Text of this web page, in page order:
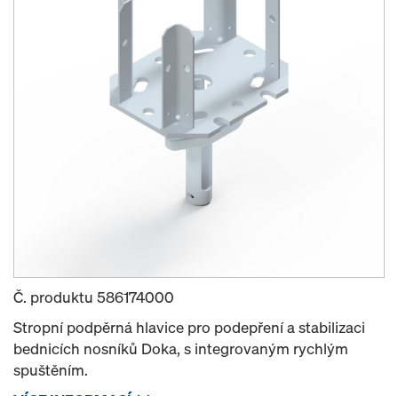
Č. produktu 586174000
Stropní podpěrná hlavice pro podepření a stabilizaci
bednicích nosníků Doka, s integrovaným rychlým
spuštěním.